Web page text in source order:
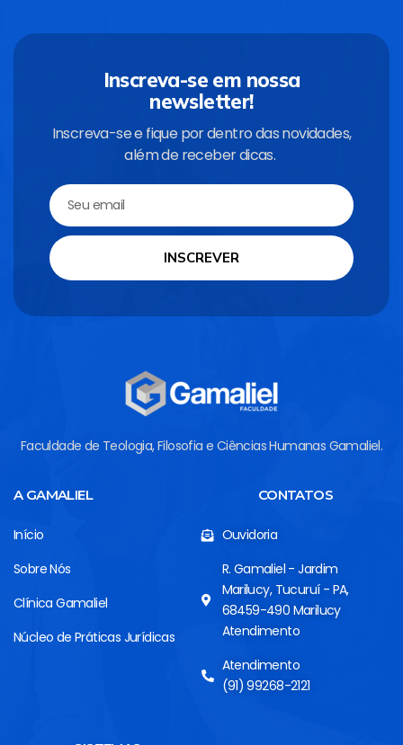
Inscreva-se em nossa
newsletter!
Inscreva-se e fique por dentro das novidades,
além de receber dicas.
INSCREVER
Faculdade de Teologia, Filosofia e Ciências Humanas Gamaliel.
A GAMALIEL
Início
Sobre Nós
Clínica Gamaliel
Núcleo de Práticas Jurídicas
CONTATOS
Ouvidoria
R. Gamaliel - Jardim
Marilucy, Tucuruí - PA,
68459-490 Marilucy
Atendimento
Atendimento
(91) 99268-2121